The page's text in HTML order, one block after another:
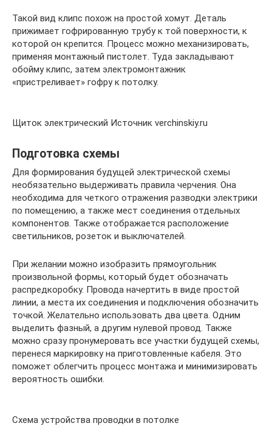
Такой вид клипс похож на простой хомут. Деталь
прижимает гофрированную трубу к той поверхности, к
которой он крепится. Процесс можно механизировать,
применяя монтажный пистолет. Туда закладывают
обойму клипс, затем электромонтажник
«пристреливает» гофру к потолку.
Щиток электрический Источник verchinskiy.ru
Подготовка схемы
Для формирования будущей электрической схемы
необязательно выдерживать правила черчения. Она
необходима для четкого отражения разводки электрики
по помещению, а также мест соединения отдельных
компонентов. Также отображается расположение
светильников, розеток и выключателей.
При желании можно изобразить прямоугольник
произвольной формы, который будет обозначать
распредкоробку. Провода начертить в виде простой
линии, а места их соединения и подключения обозначить
точкой. Желательно использовать два цвета. Одним
выделить фазный, а другим нулевой провод. Также
можно сразу пронумеровать все участки будущей схемы,
перенеся маркировку на приготовленные кабеля. Это
поможет облегчить процесс монтажа и минимизировать
вероятность ошибки.
Схема устройства проводки в потолке